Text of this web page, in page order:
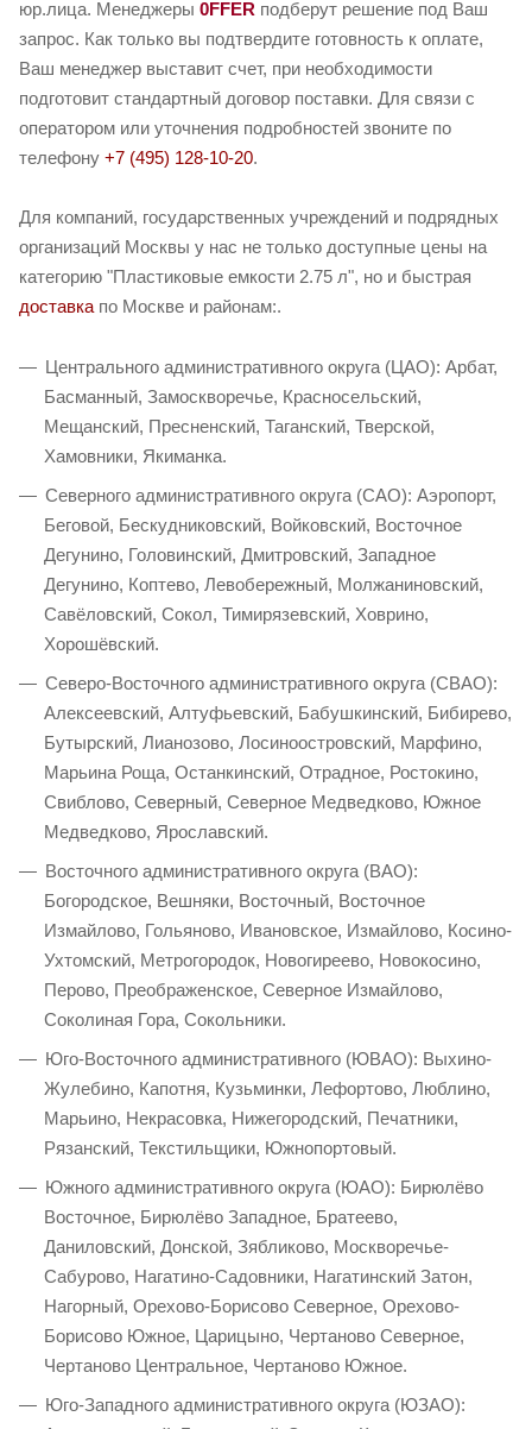
юр.лица. Менеджеры 0FFER подберут решение под Ваш
запрос. Как только вы подтвердите готовность к оплате,
Ваш менеджер выставит счет, при необходимости
подготовит стандартный договор поставки. Для связи с
оператором или уточнения подробностей звоните по
телефону +7 (495) 128-10-20.
Для компаний, государственных учреждений и подрядных
организаций Москвы у нас не только доступные цены на
категорию "Пластиковые емкости 2.75 л", но и быстрая
доставка по Москве и районам:.
Центрального административного округа (ЦАО): Арбат,
Басманный, Замоскворечье, Красносельский,
Мещанский, Пресненский, Таганский, Тверской,
Хамовники, Якиманка.
Северного административного округа (САО): Аэропорт,
Беговой, Бескудниковский, Войковский, Восточное
Дегунино, Головинский, Дмитровский, Западное
Дегунино, Коптево, Левобережный, Молжаниновский,
Савёловский, Сокол, Тимирязевский, Ховрино,
Хорошёвский.
Северо-Восточного административного округа (СВАО):
Алексеевский, Алтуфьевский, Бабушкинский, Бибирево,
Бутырский, Лианозово, Лосиноостровский, Марфино,
Марьина Роща, Останкинский, Отрадное, Ростокино,
Свиблово, Северный, Северное Медведково, Южное
Медведково, Ярославский.
Восточного административного округа (ВАО):
Богородское, Вешняки, Восточный, Восточное
Измайлово, Гольяново, Ивановское, Измайлово, Косино-
Ухтомский, Метрогородок, Новогиреево, Новокосино,
Перово, Преображенское, Северное Измайлово,
Соколиная Гора, Сокольники.
Юго-Восточного административного (ЮВАО): Выхино-
Жулебино, Капотня, Кузьминки, Лефортово, Люблино,
Марьино, Некрасовка, Нижегородский, Печатники,
Рязанский, Текстильщики, Южнопортовый.
Южного административного округа (ЮАО): Бирюлёво
Восточное, Бирюлёво Западное, Братеево,
Даниловский, Донской, Зябликово, Москворечье-
Сабурово, Нагатино-Садовники, Нагатинский Затон,
Нагорный, Орехово-Борисово Северное, Орехово-
Борисово Южное, Царицыно, Чертаново Северное,
Чертаново Центральное, Чертаново Южное.
Юго-Западного административного округа (ЮЗАО):